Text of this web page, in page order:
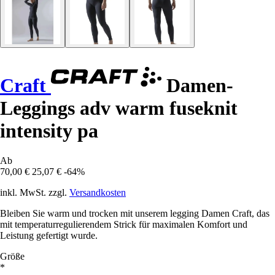
Craft
Damen-
Leggings adv warm fuseknit
intensity pa
Ab
70,00 € 25,07 € -64%
inkl. MwSt. zzgl. Versandkosten
Bleiben Sie warm und trocken mit unserem legging Damen Craft, das
mit temperaturregulierendem Strick für maximalen Komfort und
Leistung gefertigt wurde.
Größe
*